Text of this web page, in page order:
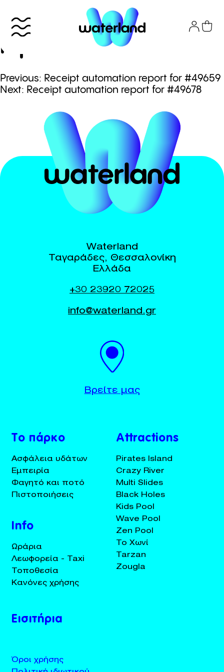
content
+30 23920 72025
Το πάρκο
Attractions
Εισιτήρια
Receipt automation
report for #49668
Πλοήγηση
άρθρων
Previous: Receipt automation report for #49659
Next: Receipt automation report for #49678
Το πάρκο
Ασφάλεια υδάτων
Εμπειρία
Φαγητό και ποτό
Πιστοποιήσεις
Info
Ωράρια
Λεωφορεία - Taxi
Τοποθεσία
Κανόνες χρήσης
Attractions
Pirates Island
Crazy River
Multi Slides
Black Holes
Kids Pool
Wave Pool
Zen Pool
Το Χωνί
Tarzan
Zougla
Εισιτήρια
Όροι χρήσης
Waterland
Ταγαράδες, Θεσσαλονίκη
Ελλάδα
+30 23920 72025
info@waterland.gr
Βρείτε μας